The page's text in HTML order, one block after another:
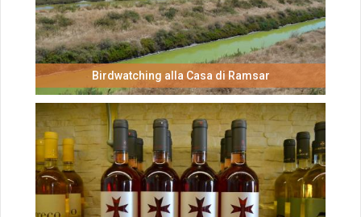
Birdwatching alla Casa di Ramsar